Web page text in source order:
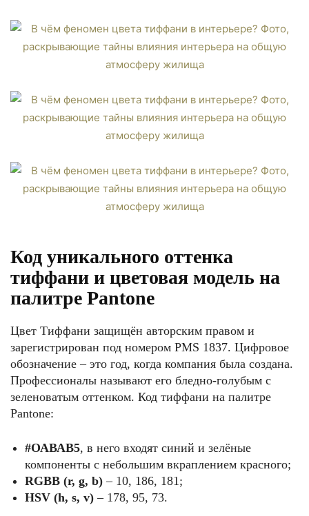
Код уникального оттенка
тиффани и цветовая модель на
палитре Pantone
Цвет Тиффани защищён авторским правом и
зарегистрирован под номером PMS 1837. Цифровое
обозначение – это год, когда компания была создана.
Профессионалы называют его бледно-голубым с
зеленоватым оттенком. Код тиффани на палитре
Pantone:
#ОАВАВ5, в него входят синий и зелёные
компоненты с небольшим вкраплением красного;
RGBB (r, g, b) – 10, 186, 181;
HSV (h, s, v) – 178, 95, 73.